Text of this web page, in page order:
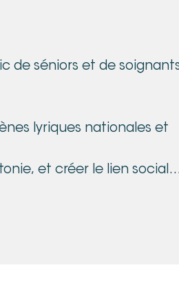
de séniors et de
lyriques nationales et
et créer le lien social
de fêtes et estivales.